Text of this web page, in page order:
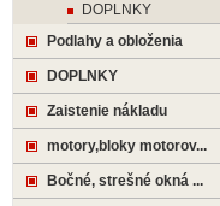
DOPLNKY
Podlahy a obloženia
DOPLNKY
Zaistenie nákladu
motory,bloky motorov...
Bočné, strešné okná ...